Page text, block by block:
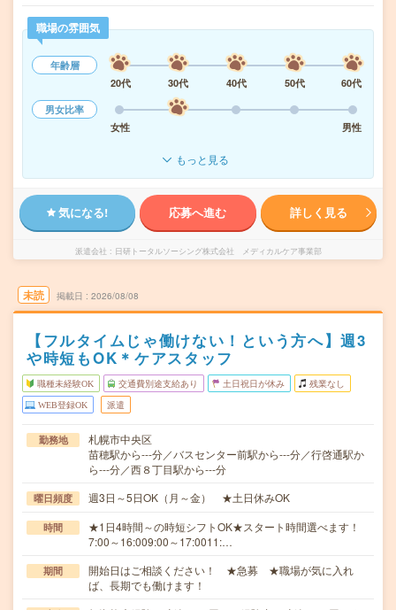
職場の雰囲気
年齢層
20代
30代 40代 50代
60代
男女比率
女性
男性
もっと見る
気になる! 応募へ進む 詳しく見る
派遣会社 日研トータルソーシング株式会社 メディカルケア事業部
未読 掲載日 2026/08/08
【フルタイムじゃ働けない！という方へ】週3
や時短もOK＊ケアスタッフ
職種未経験OK 交通費別途支給あり 土日祝日が休み 残業なし
WEB登録OK 派遣
勤務地
札幌市中央区
苗穂駅から---分／バスセンター前駅から---分／行啓通駅か
ら---分／西８丁目駅から---分
曜日頻度 週3日～5日OK（月～金） ★土日休みOK
時間
★1日4時間～の時短シフトOK★スタート時間選べます！
7:00～16:009:00～17:0011:…
期間
開始日はご相談ください！ ★急募 ★職場が気に入れ
ば、長期でも働けます！